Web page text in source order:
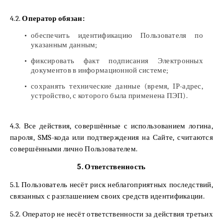
4.2.Оператор обязан:
обеспечить идентификацию Пользователя по
указанным данным;
фиксировать факт подписания Электронных
документов в информационной системе;
сохранять технические данные (время, IP-адрес,
устройство, с которого была применена ПЭП).
4.3. Все действия, совершённые с использованием логина,
пароля, SMS-кода или подтверждения на Сайте, считаются
совершёнными лично Пользователем.
5. Ответственность
5.1. Пользователь несёт риск неблагоприятных последствий,
связанных с разглашением своих средств идентификации.
5.2. Оператор не несёт ответственности за действия третьих